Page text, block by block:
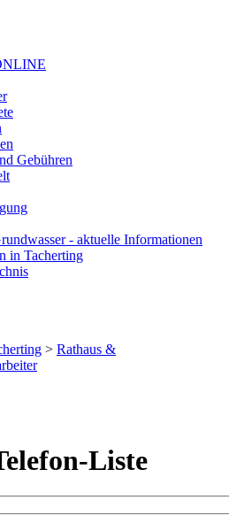
Gebühren
- aktuelle Informationen
in Tacherting
> Rathaus &
Liste